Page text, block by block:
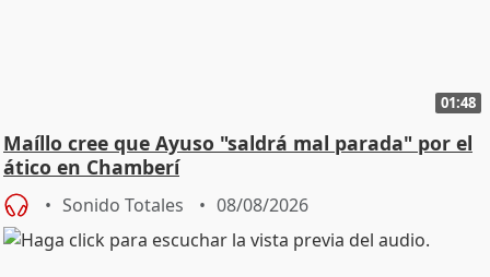
01:48
Maíllo cree que Ayuso "saldrá mal parada" por el
ático en Chamberí
Sonido Totales 08/08/2026